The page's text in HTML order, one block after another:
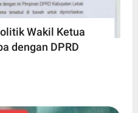
Wakil Ketua
dengan DPRD